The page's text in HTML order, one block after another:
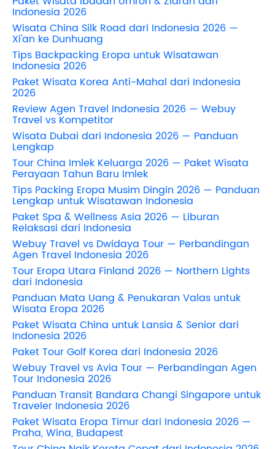
Indonesia 2026
Wisata China Silk Road dari Indonesia 2026 —
Xi'an ke Dunhuang
Tips Backpacking Eropa untuk Wisatawan
Indonesia 2026
Paket Wisata Korea Anti-Mahal dari Indonesia
2026
Review Agen Travel Indonesia 2026 — Webuy
Travel vs Kompetitor
Wisata Dubai dari Indonesia 2026 — Panduan
Lengkap
Tour China Imlek Keluarga 2026 — Paket Wisata
Perayaan Tahun Baru Imlek
Tips Packing Eropa Musim Dingin 2026 — Panduan
Lengkap untuk Wisatawan Indonesia
Paket Spa & Wellness Asia 2026 — Liburan
Relaksasi dari Indonesia
Webuy Travel vs Dwidaya Tour — Perbandingan
Agen Travel Indonesia 2026
Tour Eropa Utara Finland 2026 — Northern Lights
dari Indonesia
Panduan Mata Uang & Penukaran Valas untuk
Wisata Eropa 2026
Paket Wisata China untuk Lansia & Senior dari
Indonesia 2026
Paket Tour Golf Korea dari Indonesia 2026
Webuy Travel vs Avia Tour — Perbandingan Agen
Tour Indonesia 2026
Panduan Transit Bandara Changi Singapore untuk
Traveler Indonesia 2026
Paket Wisata Eropa Timur dari Indonesia 2026 —
Praha, Wina, Budapest